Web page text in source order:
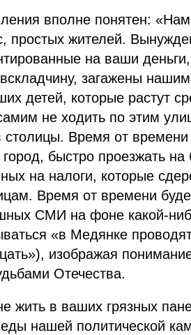
вполне понятен:
простых жителей.
на ваши
загажены
детей, которые растут
не ходить по этим
Время от времени
быстро проезжать
на налоги, которые
Время от времени
СМИ на фоне какой-
«в Медянке
изображая
Отечества.
жить в ваших грязных
нашей политической